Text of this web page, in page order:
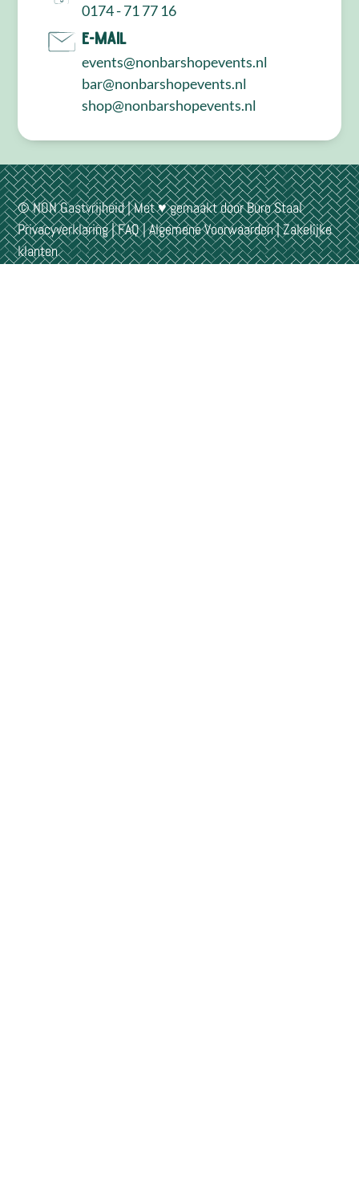
0174 - 71 77 16
E-mail
events@nonbarshopevents.nl
bar@nonbarshopevents.nl
shop@nonbarshopevents.nl
© NON Gastvrijheid | Met ♥ gemaakt doorBuro Staal
Privacyverklaring|FAQ|Algemene Voorwaarden|Zakelijke
klanten